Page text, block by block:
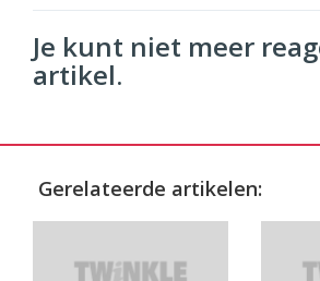
Je kunt niet meer
artikel.
Gerelateerde artikelen: